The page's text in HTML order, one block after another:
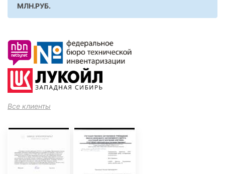
МЛН.РУБ.
Все клиенты